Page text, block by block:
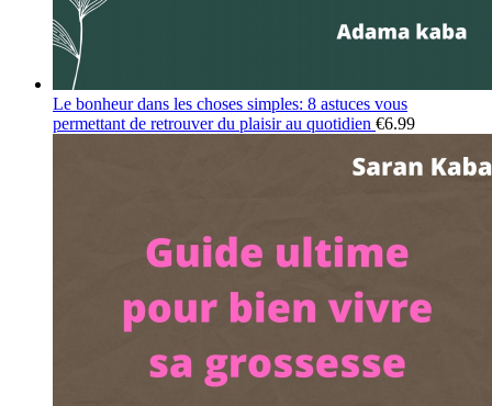
Le bonheur dans les choses simples: 8 astuces vous
permettant de retrouver du plaisir au quotidien €6.99